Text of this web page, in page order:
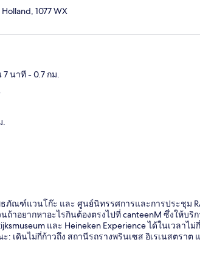
1077 WX
7 นาที- 0.7 กม.
ภัณฑ์แวนโก๊ะ และ ศูนย์นิทรรศการและการประชุม
าอยากหาอะไรกินต้องตรงไปที่ canteenM ซึ่งให้บริ
และ Heineken Experience ได้ในเวลา
เดินไม่กี่ก้าวถึง สถานีรถรางพรินเซส อิเรเนสตราต